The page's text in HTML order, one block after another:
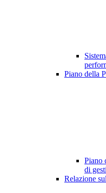
Piano della
Piano
di
Relazione